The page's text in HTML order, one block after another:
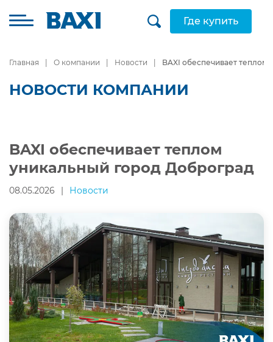
Где купить
Главная О компании Новости BAXI обеспечивает
НОВОСТИ КОМПАНИИ
BAXI обеспечивает теплом
уникальный город Доброград
08.05.2026 | Новости